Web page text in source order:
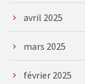
avril 2025
mars 2025
février 2025